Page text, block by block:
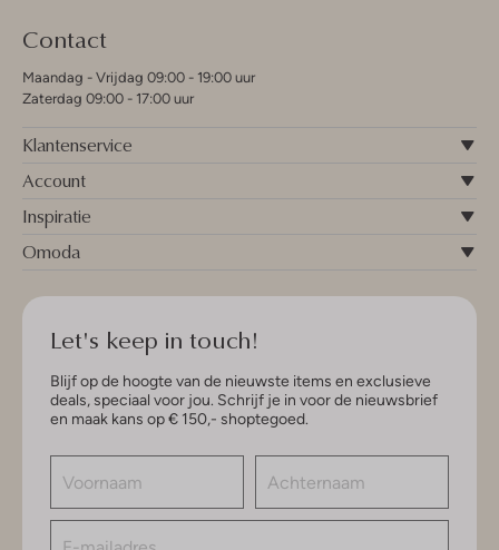
Contact
Maandag - Vrijdag 09:00 - 19:00 uur
Zaterdag 09:00 - 17:00 uur
Klantenservice
Account
Inspiratie
Omoda
Let's keep in touch!
Blijf op de hoogte van de nieuwste items en exclusieve
deals, speciaal voor jou. Schrijf je in voor de nieuwsbrief
en maak kans op € 150,- shoptegoed.